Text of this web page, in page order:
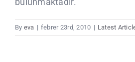
By eva | febrer 23rd, 2010 | Latest